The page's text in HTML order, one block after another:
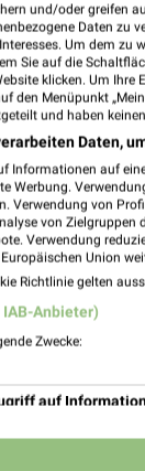
Orte
TEDi
Teisenbergstr. 3
83395 Freilassing
522,62 km
Traunstein,
und/oder greifen
Daten zu
Um dem zu
Sie auf die
klicken. Um
den Menüpunkt
und haben
Daten,
Informationen auf
Werbung.
Verwendung von
von
Verwendung
Union
Richtlinie gelten
Anbieter)
Zwecke:
auf
Daten zur